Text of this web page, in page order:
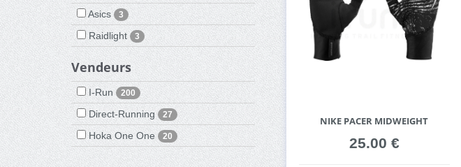
Asics 3
Raidlight 3
Vendeurs
I-Run 200
Direct-Running 27
Hoka One One 20
NIKE PACER MIDWEIGHT
25.00 €